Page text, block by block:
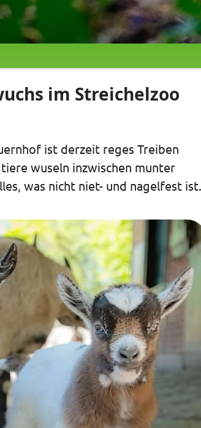
im Streichelzoo
ist derzeit reges Treiben
wuseln inzwischen munter
was nicht niet- und nagelfest ist.